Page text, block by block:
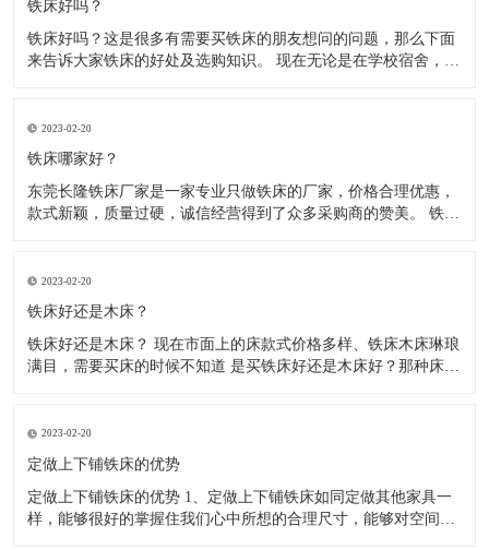
铁床好吗？
铁床好吗？这是很多有需要买铁床的朋友想问的问题，那么下面
来告诉大家铁床的好处及选购知识。 现在无论是在学校宿舍，工
命长，价格相对也比较实惠。木床不防腐、容易松动、长虫、摇
晃。 现
2023-02-20
铁床哪家好？
东莞长隆铁床厂家是一家专业只做铁床的厂家，价格合理优惠，
款式新颖，质量过硬，诚信经营得到了众多采购商的赞美。 铁床
料全部采用加厚材料，可承重500kg，稳固不摇晃，高温高烤漆
2023-02-20
铁床好还是木床？
铁床好还是木床？ 现在市面上的床款式价格多样、铁床木床琳琅
满目，需要买床的时候不知道 是买铁床好还是木床好？那种床结
怕水，现在的木床基本都是锯末板含甲醛对人体是有害的，遇到
返潮
2023-02-20
定做上下铺铁床的优势
定做上下铺铁床的优势 1、定做上下铺铁床如同定做其他家具一
样，能够很好的掌握住我们心中所想的合理尺寸，能够对空间的